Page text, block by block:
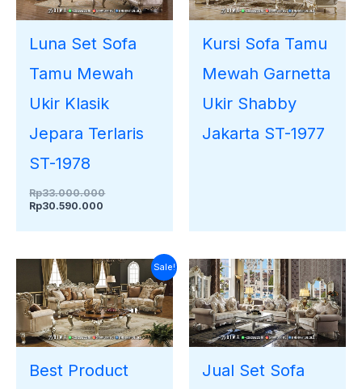
Luna Set Sofa
Tamu Mewah
Ukir Klasik
Jepara Terlaris
ST-1978
Rp33.000.000
Rp30.590.000
Kursi Sofa Tamu
Mewah Garnetta
Ukir Shabby
Jakarta ST-1977
Sale!
Best Product
Harga
aslinya
adalah:
Rp38.000.000.
Harga
saat
ini
adalah:
Rp35.216.000.
Jual Set Sofa